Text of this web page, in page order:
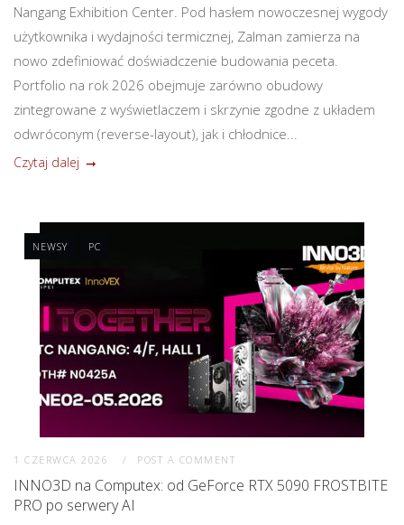
Nangang Exhibition Center. Pod hasłem nowoczesnej wygody
użytkownika i wydajności termicznej, Zalman zamierza na
nowo zdefiniować doświadczenie budowania peceta.
Portfolio na rok 2026 obejmuje zarówno obudowy
zintegrowane z wyświetlaczem i skrzynie zgodne z układem
odwróconym (reverse-layout), jak i chłodnice...
Czytaj dalej
NEWSY PC
1 CZERWCA 2026 POST A COMMENT
INNO3D na Computex: od GeForce RTX 5090 FROSTBITE
PRO po serwery AI